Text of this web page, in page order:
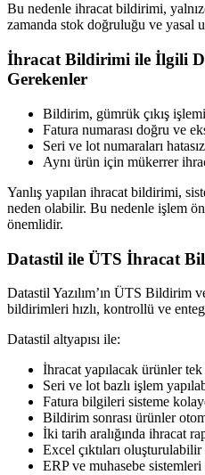
Bu nedenle ihracat bildirimi,
zamanda stok doğruluğu ve yasal
İhracat Bildirimi ile İlgili
Gerekenler
Bildirim, gümrük çıkış
Fatura numarası doğru ve
Seri ve lot numaraları
Aynı ürün için mükerrer
Yanlış yapılan ihracat bildirimi,
neden olabilir. Bu nedenle işlem
önemlidir.
Datastil ile ÜTS İhracat
Datastil Yazılım’ın ÜTS Bildirim
bildirimleri hızlı, kontrollü ve
Datastil altyapısı ile:
İhracat yapılacak ürünler
Seri ve lot bazlı işlem
Fatura bilgileri sisteme
Bildirim sonrası ürünler
İki tarih aralığında ihracat
Excel çıktıları oluşturulabilir
ERP ve muhasebe sistemleri